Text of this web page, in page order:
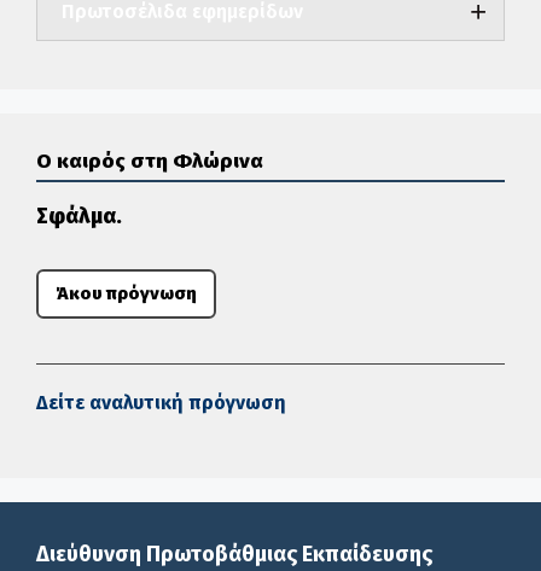
Ο καιρός στη Φλώρινα
Σφάλμα.
Άκου πρόγνωση
Δείτε αναλυτική πρόγνωση
Διεύθυνση Πρωτοβάθμιας Εκπαίδευσης